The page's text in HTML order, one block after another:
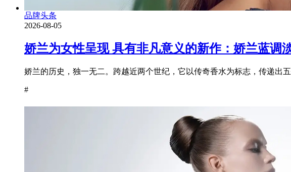
品牌头条
2026-08-05
娇兰为女性呈现 具有非凡意义的新作：娇兰蓝调
娇兰的历史，独一无二。跨越近两个世纪，它以传奇香水为标志，传递出
#